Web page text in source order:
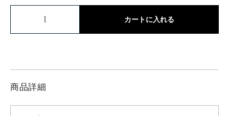
カートに入れる
商品詳細